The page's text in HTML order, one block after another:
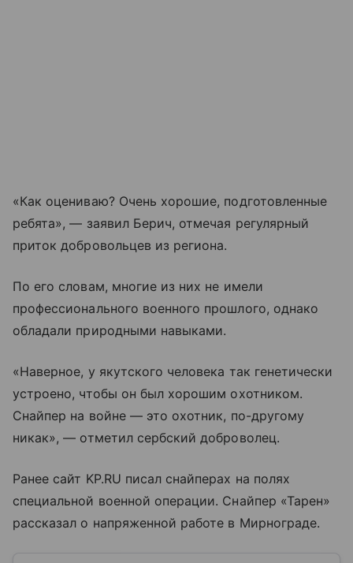
«Как оцениваю? Очень хорошие, подготовленные
ребята», — заявил Берич, отмечая регулярный
приток добровольцев из региона.
По его словам, многие из них не имели
профессионального военного прошлого, однако
обладали природными навыками.
«Наверное, у якутского человека так генетически
устроено, чтобы он был хорошим охотником.
Снайпер на войне — это охотник, по-другому
никак», — отметил сербский доброволец.
Ранее сайт KP.RU писал снайперах на полях
специальной военной операции. Снайпер «Тарен»
рассказал о напряженной работе в Мирнограде.